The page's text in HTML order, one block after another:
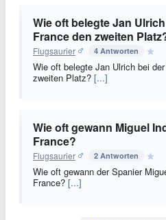
Wie oft belegte Jan
France den zweiten
Flugsaurier 4 Antworten
Wie oft belegte Jan Ulrich bei
zweiten Platz? [...]
Wie oft gewann Miguel
France?
Flugsaurier 2 Antworten
Wie oft gewann der Spanier
France? [...]